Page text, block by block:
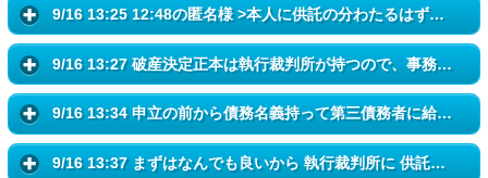
9/16 13:25 12:48の匿名様 >本人に供託の分わたるはずです 供託の...
9/16 13:27 破産決定正本は執行裁判所が持つので、事務所はコピーしか手...
9/16 13:34 申立の前から債務名義持って第三債務者に給料差し押さえられ...
9/16 13:37 まずはなんでも良いから 執行裁判所に 供託分どうなってい...